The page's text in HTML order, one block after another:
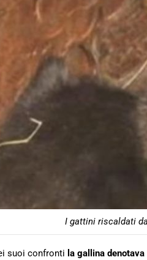
I gattini riscaldati
suoi confronti la gallina